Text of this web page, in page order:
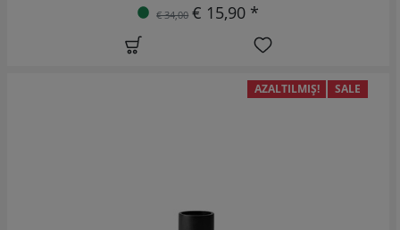
€ 34,00 € 15,90 *
AZALTILMIŞ! SALE